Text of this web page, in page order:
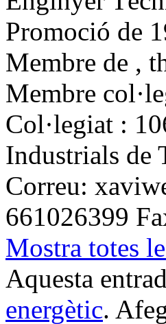
Promoció de
Membre de ,
Membre
Col·legiat :
Industrials de
Correu:
661026399
Mostra totes
Aquesta
energètic.